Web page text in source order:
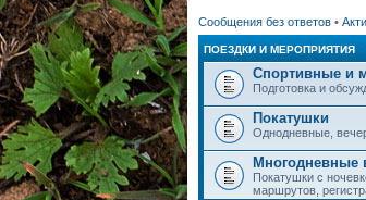
Сообщения без ответов •
ПОЕЗДКИ И МЕРОПРИЯТИЯ
Спортивные и
Подготовка и
Покатушки
Однодневные,
Многодневные
Покатушки с
маршрутов,